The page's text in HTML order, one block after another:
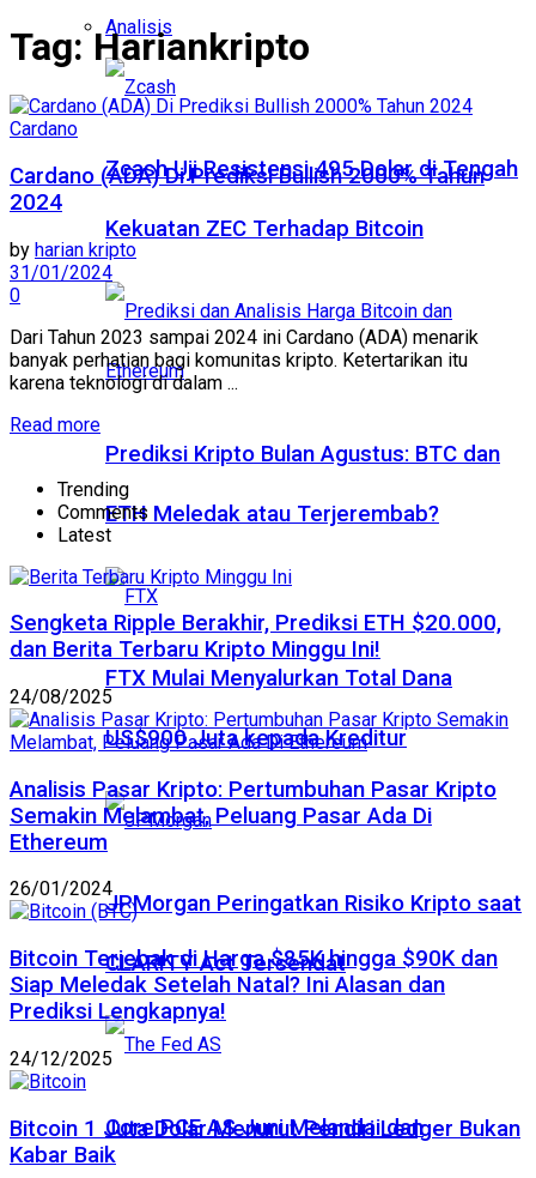
Analisis
Zcash Uji Resistensi 495 Dolar di Tengah
Kekuatan ZEC Terhadap Bitcoin
Prediksi Kripto Bulan Agustus: BTC dan
ETH Meledak atau Terjerembab?
FTX Mulai Menyalurkan Total Dana
US$900 Juta kepada Kreditur
JPMorgan Peringatkan Risiko Kripto saat
CLARITY Act Tersendat
Core PCE AS Juni Melandai dan
Tag:Hariankripto
Cardano
Cardano (ADA) Di Prediksi Bullish 2000% Tahun
2024
by harian kripto
31/01/2024
0
Dari Tahun 2023 sampai 2024 ini Cardano (ADA) menarik
banyak perhatian bagi komunitas kripto. Ketertarikan itu
karena teknologi di dalam ...
Read more
Trending
Comments
Latest
Sengketa Ripple Berakhir, Prediksi ETH $20.000,
dan Berita Terbaru Kripto Minggu Ini!
24/08/2025
Analisis Pasar Kripto: Pertumbuhan Pasar Kripto
Semakin Melambat, Peluang Pasar Ada Di
Ethereum
26/01/2024
Bitcoin Terjebak di Harga $85K hingga $90K dan
Siap Meledak Setelah Natal? Ini Alasan dan
Prediksi Lengkapnya!
24/12/2025
Bitcoin 1 Juta Dolar Menurut Pendiri Ledger Bukan
Kabar Baik